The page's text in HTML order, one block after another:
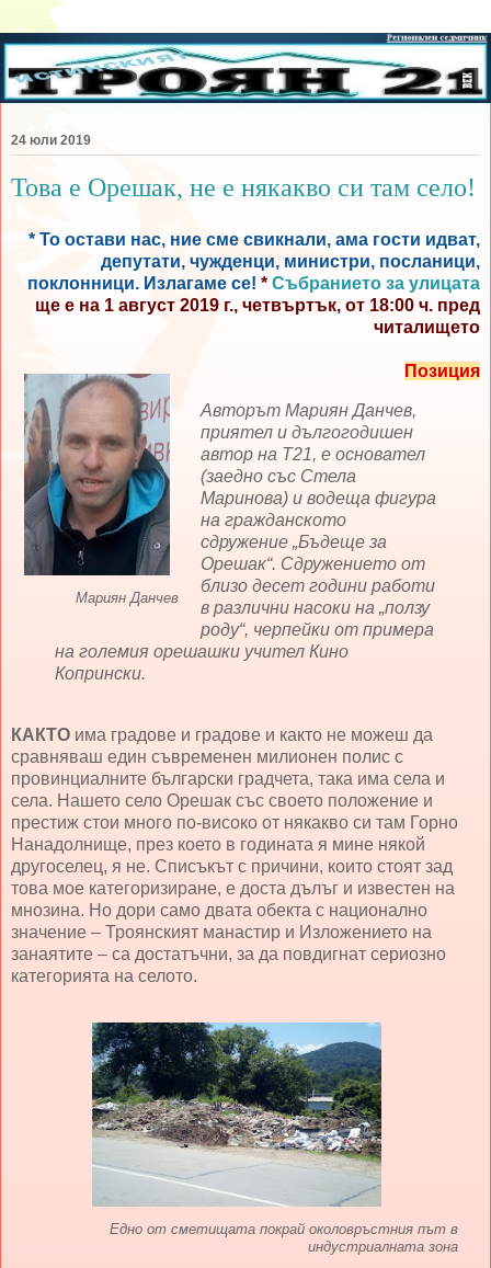
24 юли 2019
Това е Орешак, не е някакво си там село!
* То остави нас, ние сме свикнали, ама гости идват,
депутати, чужденци, министри, посланици,
поклонници. Излагаме се! * Събранието за улицата
ще е на 1 август 2019 г., четвъртък, от 18:00 ч. пред
читалището
Мариян Данчев
Позиция
Авторът Мариян Данчев,
приятел и дългогодишен
автор на Т21, е основател
(заедно със Стела
Маринова) и водеща фигура
на гражданското
сдружение „Бъдеще за
Орешак“. Сдружението от
близо десет години работи
в различни насоки на „ползу
роду“, черпейки от примера
на големия орешашки учител Кино
Копрински.
КАКТО има градове и градове и както не можеш да
сравняваш един съвременен милионен полис с
провинциалните български градчета, така има села и
села. Нашето село Орешак със своето положение и
престиж стои много по-високо от някакво си там Горно
Нанадолнище, през което в годината я мине някой
другоселец, я не. Списъкът с причини, които стоят зад
това мое категоризиране, е доста дълъг и известен на
мнозина. Но дори само двата обекта с национално
значение – Троянският манастир и Изложението на
занаятите – са достатъчни, за да повдигнат сериозно
категорията на селото.
Едно от сметищата покрай околовръстния път в
индустриалната зона